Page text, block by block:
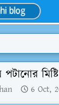
পটানোর
6 Oct,